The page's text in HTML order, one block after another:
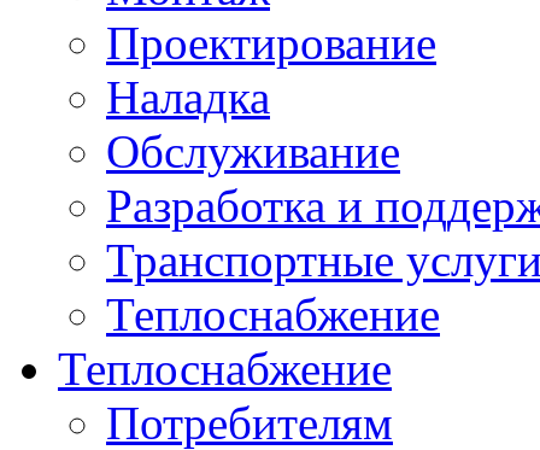
Проектирование
Наладка
Обслуживание
Разработка и
Транспортные
Теплоснабжение
Теплоснабжение
Потребителям